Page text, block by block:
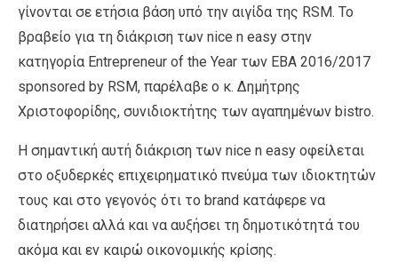
γίνονται σε ετήσια βάση υπό την αιγίδα της RSM. Το
βραβείο για τη διάκριση των nice n easy στην
κατηγορία Entrepreneur of the Year των EBA 2016/2017
sponsored by RSM, παρέλαβε ο κ. Δημήτρης
Χριστοφορίδης, συνιδιοκτήτης των αγαπημένων bistro.
Η σημαντική αυτή διάκριση των nice n easy οφείλεται
στο οξυδερκές επιχειρηματικό πνεύμα των ιδιοκτητών
τους και στο γεγονός ότι το brand κατάφερε να
διατηρήσει αλλά και να αυξήσει τη δημοτικότητά του
ακόμα και εν καιρώ οικονομικής κρίσης.